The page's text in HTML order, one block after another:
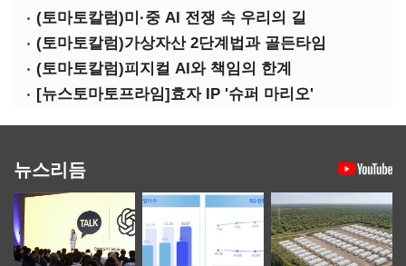
(토마토칼럼)미·중 AI 전쟁 속 우리의 길
(토마토칼럼)가상자산 2단계법과 골든타임
(토마토칼럼)피지컬 AI와 책임의 한계
[뉴스토마토프라임]효자 IP '슈퍼 마리오'
뉴스리듬